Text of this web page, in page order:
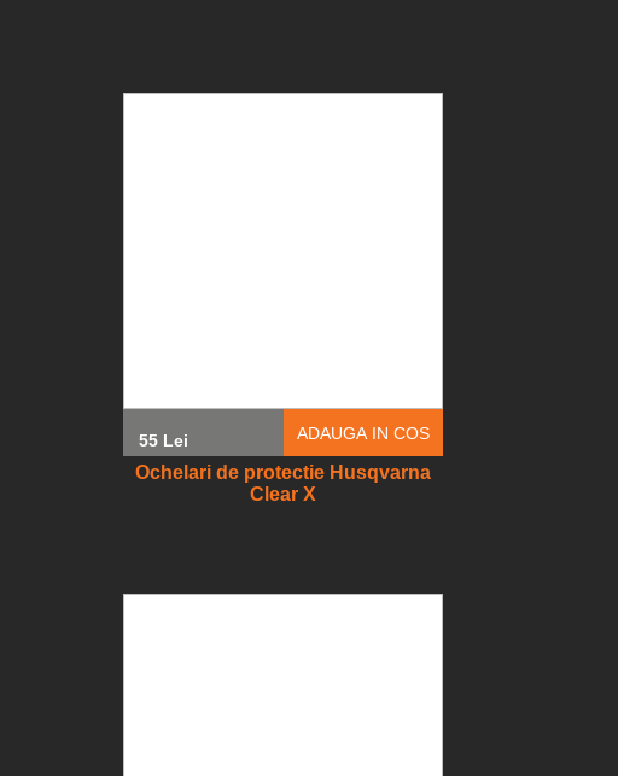
55 Lei ADAUGA IN COS
Ochelari de protectie Husqvarna
Clear X